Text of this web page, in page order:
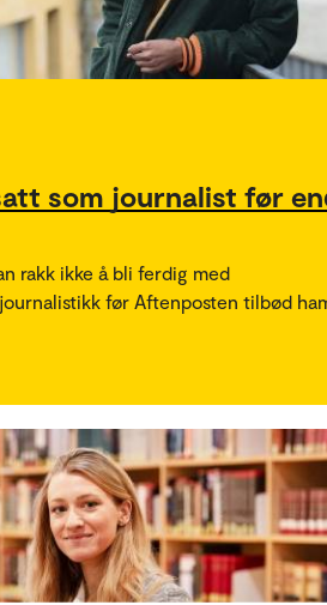
som journalist før
rakk ikke å bli ferdig med
før Aftenposten tilbød